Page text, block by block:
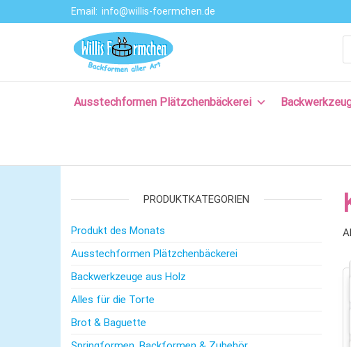
Email: info@willis-foermchen.de
Ausstechformen
– Backformen
Große Auswahl
an
mit Rezepten
Ausstechformen Plätzchenbäckerei
PRODUKTKATEGORIEN
Produkt des Monats
Ausstechformen Plätzchenbäckerei
Backwerkzeuge aus Holz
Alles für die Torte
Brot & Baguette